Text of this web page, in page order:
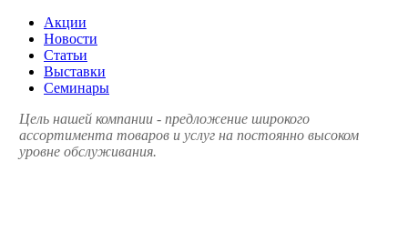
Акции
Новости
Статьи
Выставки
Семинары
Цель нашей компании - предложение широкого
ассортимента товаров и услуг на постоянно высоком
уровне обслуживания.